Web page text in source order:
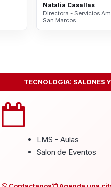
Natalia Casallas
Directora - Servicios
San Marcos
TECNOLOGIA: SALONES
LMS - Aulas
Salon de Eventos